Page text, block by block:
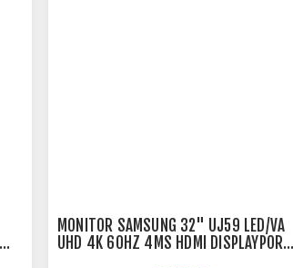
MONITOR SAMSUNG 32" UJ59 LED/VA
UHD 4K 60HZ 4MS HDMI DISPLAYPORT